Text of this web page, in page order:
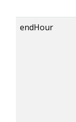
endHour